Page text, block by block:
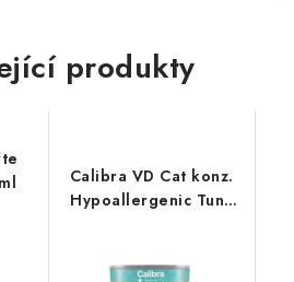
produkty
Calibra VD Cat konz.
Hypoallergenic Tuna